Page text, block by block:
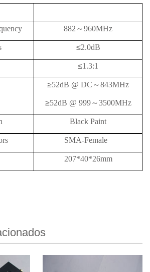
882 ～960MHz
≤2.0dB
≤1.3:1
≥52dB @ DC ～843MHz
≥52dB @ 999～3500MHz
Black Paint
SMA-Female
207*40*26mm